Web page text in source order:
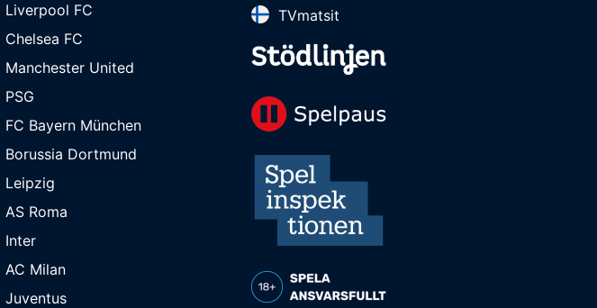
Liverpool FC
Chelsea FC
Manchester United
PSG
FC Bayern München
Borussia Dortmund
Leipzig
AS Roma
Inter
AC Milan
Juventus
TVmatsit